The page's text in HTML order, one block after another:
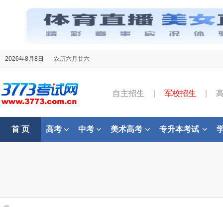
2026年8月8日 农历六月廿六
自主招生 军校招生
首 页 高考 中考 美术高考 专升本考试